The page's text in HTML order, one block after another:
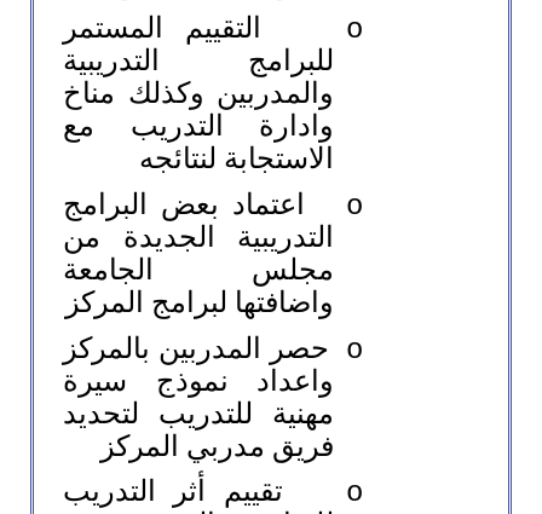
o
التقييم المستمر
للبرامج التدريبية
والمدربين وكذلك مناخ
وادارة التدريب مع
الاستجابة لنتائجه
o
اعتماد بعض البرامج
التدريبية الجديدة من
مجلس الجامعة
واضافتها لبرامج المركز
o
حصر المدربين بالمركز
واعداد نموذج سيرة
مهنية للتدريب لتحديد
فريق مدربي المركز
o
تقييم أثر التدريب